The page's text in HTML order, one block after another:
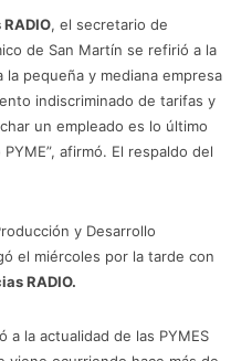
, el secretario de
de San Martín se refirió a la
pequeña y mediana empresa
indiscriminado de tarifas y
un empleado es lo último
afirmó. El respaldo del
y Desarrollo
el miércoles por la tarde con
RADIO.
a la actualidad de las PYMES